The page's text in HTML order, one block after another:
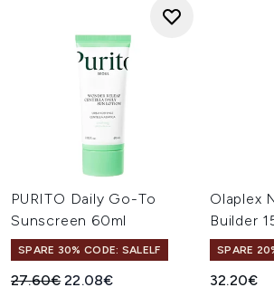
PURITO Daily Go-To
Sunscreen 60ml
SPARE 30% CODE: SALELF
Unverbindliche Preisempfehlung:
27.60€Aktueller Preis:
22.08€
Olaplex
Builder
SPARE
32.20€